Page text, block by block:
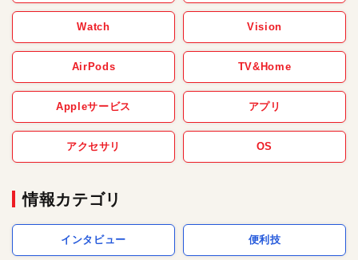
Watch Vision
AirPods TV&Home
Appleサービス アプリ
アクセサリ OS
情報カテゴリ
インタビュー 便利技